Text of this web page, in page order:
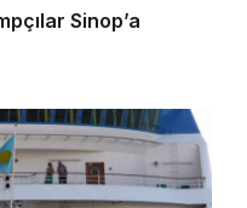
Sinop’a